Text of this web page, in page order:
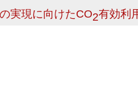
実現に向けたCO2有効利